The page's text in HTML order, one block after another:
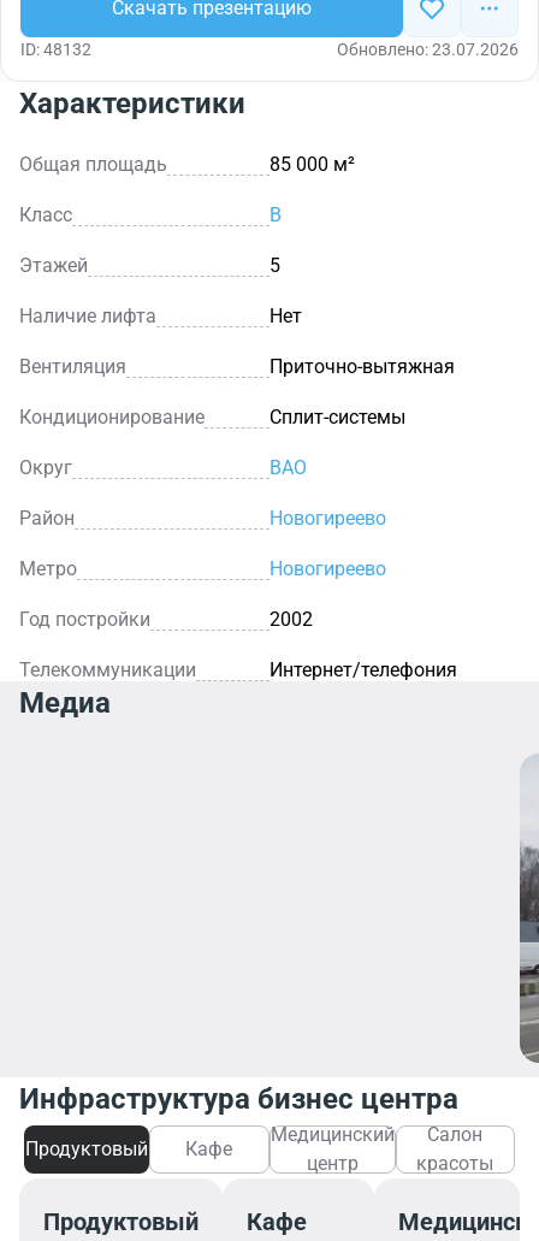
Скачать презентацию
ID: 48132 Обновлено: 23.07.2026
Характеристики
Общая площадь 85 000 м²
Класс B
Этажей 5
Наличие лифта Нет
Вентиляция Приточно-вытяжная
Кондиционирование Сплит-системы
Округ ВАО
Район Новогиреево
Метро Новогиреево
Год постройки 2002
Телекоммуникации Интернет/телефония
Медиа
Инфраструктура бизнес центра
Продуктовый Кафе
Медицинский
центр
Салон
красоты
Продуктовый Кафе